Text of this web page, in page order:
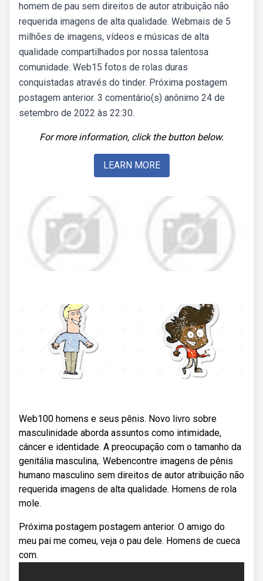
homem de pau sem direitos de autor atribuição não
requerida imagens de alta qualidade. Webmais de 5
milhões de imagens, vídeos e músicas de alta
qualidade compartilhados por nossa talentosa
comunidade. Web15 fotos de rolas duras
conquistadas através do tinder. Próxima postagem
postagem anterior. 3 comentário(s) anônimo 24 de
setembro de 2022 às 22:30.
For more information, click the button below.
LEARN MORE
Web100 homens e seus pênis. Novo livro sobre
masculinidade aborda assuntos como intimidade,
câncer e identidade. A preocupação com o tamanho da
genitália masculina,. Webencontre imagens de pênis
humano masculino sem direitos de autor atribuição não
requerida imagens de alta qualidade. Homens de rola
mole.
Próxima postagem postagem anterior. O amigo do
meu pai me comeu, veja o pau dele. Homens de cueca
com.